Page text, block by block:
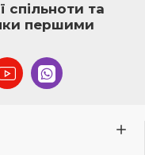
спільноти та
першими